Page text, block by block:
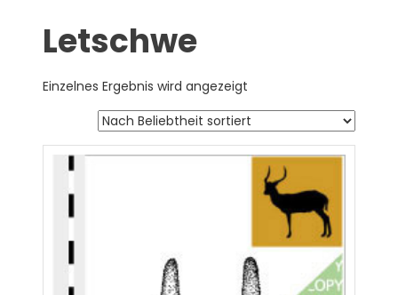
Letschwe
Einzelnes Ergebnis wird angezeigt